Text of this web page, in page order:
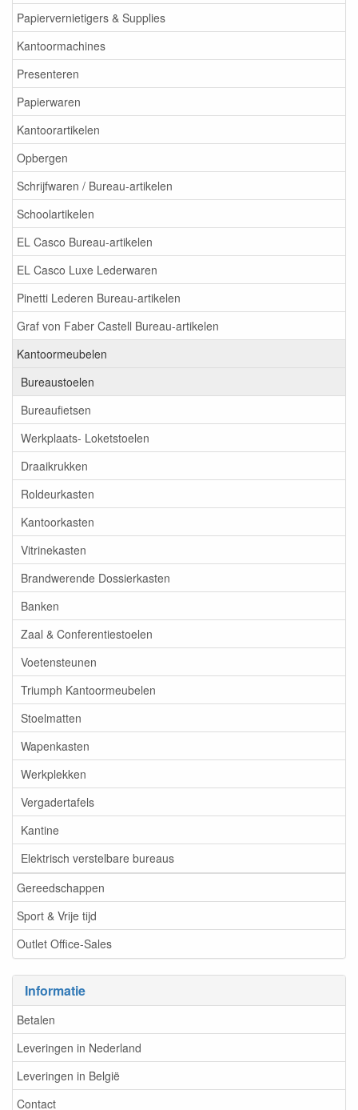
Papiervernietigers & Supplies
Kantoormachines
Presenteren
Papierwaren
Kantoorartikelen
Opbergen
Schrijfwaren / Bureau-artikelen
Schoolartikelen
EL Casco Bureau-artikelen
EL Casco Luxe Lederwaren
Pinetti Lederen Bureau-artikelen
Graf von Faber Castell Bureau-artikelen
Kantoormeubelen
Bureaustoelen
Bureaufietsen
Werkplaats- Loketstoelen
Draaikrukken
Roldeurkasten
Kantoorkasten
Vitrinekasten
Brandwerende Dossierkasten
Banken
Zaal & Conferentiestoelen
Voetensteunen
Triumph Kantoormeubelen
Stoelmatten
Wapenkasten
Werkplekken
Vergadertafels
Kantine
Elektrisch verstelbare bureaus
Gereedschappen
Sport & Vrije tijd
Outlet Office-Sales
Informatie
Betalen
Leveringen in Nederland
Leveringen in België
Contact